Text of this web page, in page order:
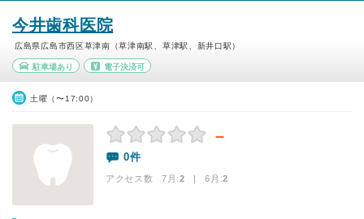
今井歯科医院
広島県広島市西区草津南（草津南駅、草津駅、新井口駅）
駐車場あり 電子決済可
土曜（〜17:00）
－
0件
アクセス数 7月:2 | 6月:2